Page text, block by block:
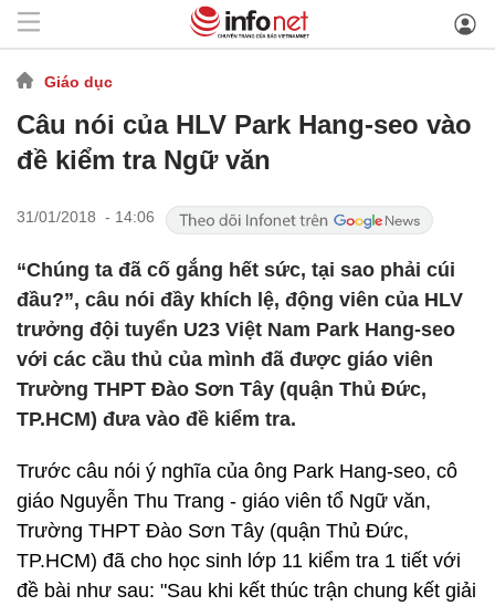
Giáo dục
Câu nói của HLV Park Hang-seo vào
đề kiểm tra Ngữ văn
31/01/2018 - 14:06
“Chúng ta đã cố gắng hết sức, tại sao phải cúi
đầu?”, câu nói đầy khích lệ, động viên của HLV
trưởng đội tuyển U23 Việt Nam Park Hang-seo
với các cầu thủ của mình đã được giáo viên
Trường THPT Đào Sơn Tây (quận Thủ Đức,
TP.HCM) đưa vào đề kiểm tra.
Trước câu nói ý nghĩa của ông Park Hang-seo, cô
giáo Nguyễn Thu Trang - giáo viên tổ Ngữ văn,
Trường THPT Đào Sơn Tây (quận Thủ Đức,
TP.HCM) đã cho học sinh lớp 11 kiểm tra 1 tiết với
đề bài như sau: "Sau khi kết thúc trận chung kết giải